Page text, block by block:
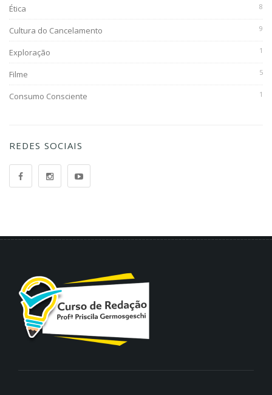
Ética 8
Cultura do Cancelamento 9
Exploração 1
Filme 5
Consumo Consciente 1
REDES SOCIAIS